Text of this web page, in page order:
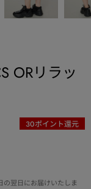
ORリラッ
30ポイント還元
翌日にお届けいたしま